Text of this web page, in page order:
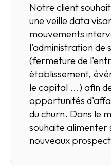
Notre client
uneveille data
mouvements
l'administration de
(fermeture de
établissement,
le capital ...) afin
opportunités
du churn. Dans le
souhaite alimenter
nouveaux